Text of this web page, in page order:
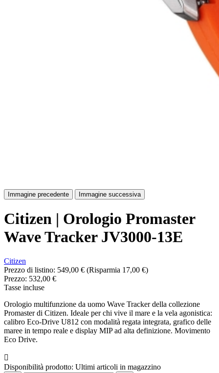
Immagine precedente Immagine successiva
Citizen | Orologio Promaster
Wave Tracker JV3000-13E
Citizen
Prezzo di listino: 549,00 € (Risparmia 17,00 €)
Prezzo: 532,00 €
Tasse incluse
Orologio multifunzione da uomo Wave Tracker della collezione
Promaster di Citizen. Ideale per chi vive il mare e la vela agonistica:
calibro Eco-Drive U812 con modalità regata integrata, grafico delle
maree in tempo reale e display MIP ad alta definizione. Movimento
Eco Drive.

Disponibilità prodotto: Ultimi articoli in magazzino